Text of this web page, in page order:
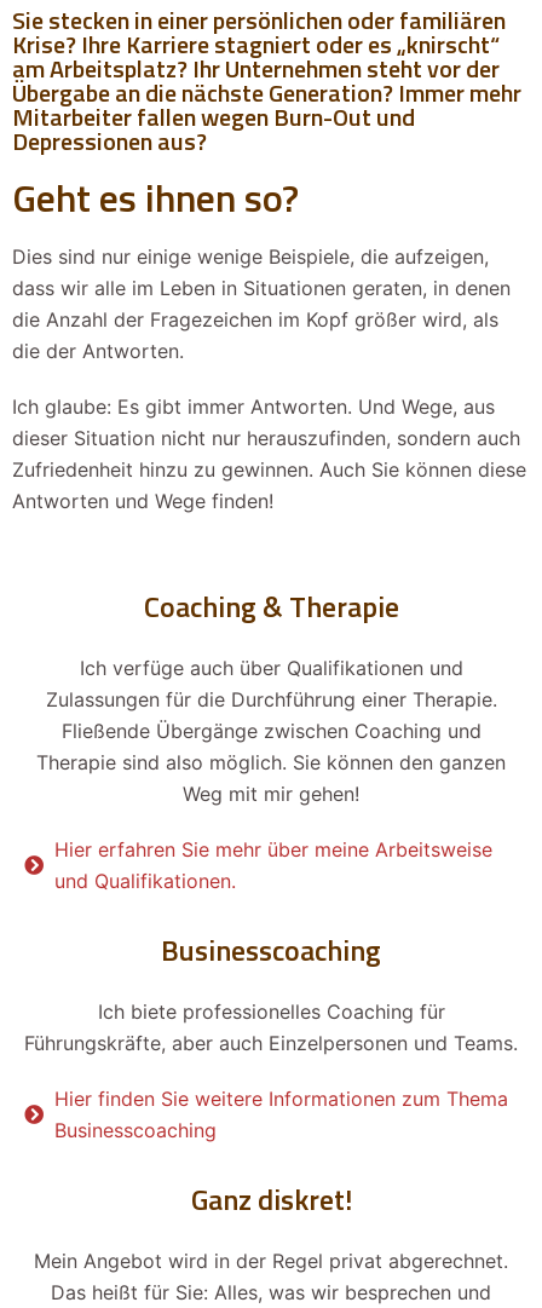
Sie stecken in einer persönlichen oder familiären
Krise? Ihre Karriere stagniert oder es „knirscht“
am Arbeitsplatz? Ihr Unternehmen steht vor der
Übergabe an die nächste Generation? Immer mehr
Mitarbeiter fallen wegen Burn-Out und
Depressionen aus?
Geht es ihnen so?
Dies sind nur einige wenige Beispiele, die aufzeigen,
dass wir alle im Leben in Situationen geraten, in denen
die Anzahl der Fragezeichen im Kopf größer wird, als
die der Antworten.
Ich glaube: Es gibt immer Antworten. Und Wege, aus
dieser Situation nicht nur herauszufinden, sondern auch
Zufriedenheit hinzu zu gewinnen. Auch Sie können diese
Antworten und Wege finden!
Coaching & Therapie
Ich verfüge auch über Qualifikationen und
Zulassungen für die Durchführung einer Therapie.
Fließende Übergänge zwischen Coaching und
Therapie sind also möglich. Sie können den ganzen
Weg mit mir gehen!
Hier erfahren Sie mehr über meine Arbeitsweise
und Qualifikationen.
Businesscoaching
Ich biete professionelles Coaching für
Führungskräfte, aber auch Einzelpersonen und Teams.
Hier finden Sie weitere Informationen zum Thema
Businesscoaching
Ganz diskret!
Mein Angebot wird in der Regel privat abgerechnet.
Das heißt für Sie: Alles, was wir besprechen und